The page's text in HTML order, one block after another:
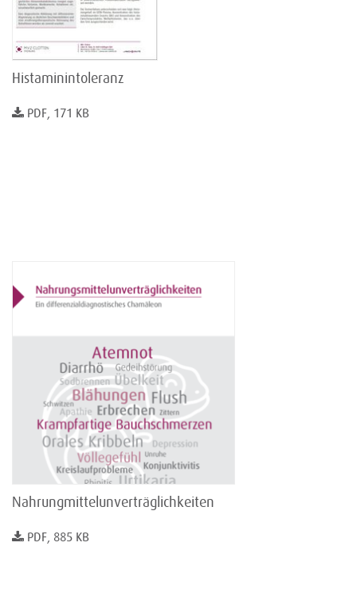
Histaminintoleranz
PDF, 171 KB
Nahrungmittelunverträglichkeiten
PDF, 885 KB